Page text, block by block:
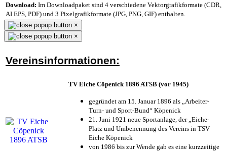
Download: Im Downloadpaket sind 4 verschiedene Vektorgrafikformate (CDR,
AI EPS, PDF) und 3 Pixelgrafikformate (JPG, PNG, GIF) enthalten.
×
×
Vereinsinformationen:
TV Eiche Cöpenick 1896 ATSB (vor 1945)
gegründet am 15. Januar 1896 als „Arbeiter-
Turn- und Sport-Bund“ Köpenick
21. Juni 1921 neue Sportanlage, der „Eiche-
Platz und Umbenennung des Vereins in TSV
Eiche Köpenick
von 1986 bis zur Wende gab es eine kurzzeitige